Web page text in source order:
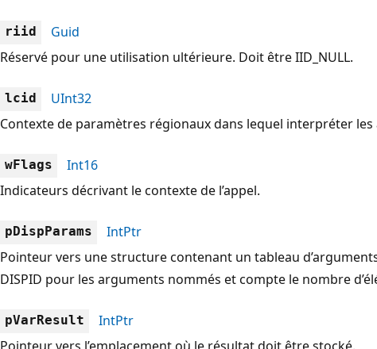
riid
Guid
Réservé pour une utilisation ultérieure. Doit être IID_NULL.
lcid
UInt32
Contexte de paramètres régionaux dans lequel interpréter
wFlags
Int16
Indicateurs décrivant le contexte de l’appel.
pDispParams
IntPtr
Pointeur vers une structure contenant un tableau
DISPID pour les arguments nommés et compte le nombre
pVarResult
IntPtr
Pointeur vers l’emplacement où le résultat doit être stocké.